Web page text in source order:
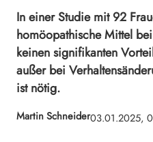
In einer Studie mit 92
homöopathische Mittel
keinen signifikanten
außer bei
ist nötig.
Martin Schneider03.01.2025,